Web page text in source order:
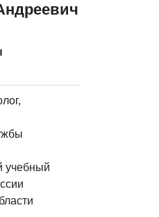
учебный